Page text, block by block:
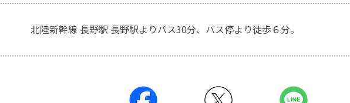
北陸新幹線 長野駅 長野駅よりバス30分、バス停より徒歩６分。